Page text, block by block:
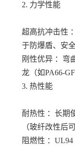
2. 力学性能
超高抗冲击性
于防爆盾、安全
刚性优异 ：弯
龙（如PA66-
3. 热性能
耐热性 ：长期
（玻纤改性后
阻燃性 ：